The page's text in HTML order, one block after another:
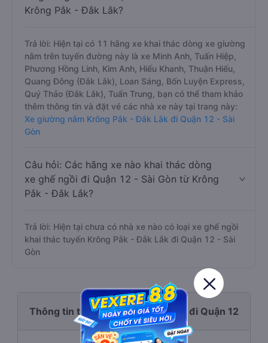
Krông Pắk - Đắk Lắk?
Trả lời: Hiện tại có 11 hãng xe khai thác dòng xe giường
nằm trên tuyến đường này là xe Minh Anh, Tuấn Hiệp,
Phương Hồng Linh, Kim Anh, Hiếu Khanh, Thuận Hiếu,
Quang Đông (Đắk Lắk), Loan Sáng, Bốn Luyện Express,
Quý Thảo (Đắk Lắk), Tuấn Trung, bạn có thể tham khảo
thêm thông tin và đặt vé các nhà xe này tại trang này:
Xe giường nằm Krông Pắk - Đắk Lắk đi Quận 12 - Sài
Gòn
Câu hỏi: Các hãng xe nào khai thác dòng
xe ghế ngồi đi Quận 12 - Sài Gòn từ Krông
Pắk - Đắk Lắk?
Trả lời: Hiện tại chưa có nhà xe nào có loại xe ghế ngồi
khai thác tuyến Krông Pắk - Đắk Lắk đi Quận 12 - Sài
Gòn
Thông tin tuyến đường Krông Pắk đi Quận 12